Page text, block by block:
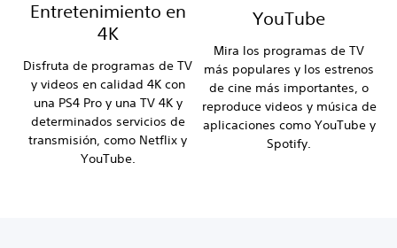
Entretenimiento en
4K
Disfruta de programas de TV
y videos en calidad 4K con
una PS4 Pro y una TV 4K y
determinados servicios de
transmisión, como Netflix y
YouTube.
YouTube
Mira los programas de TV
más populares y los estrenos
de cine más importantes, o
reproduce videos y música de
aplicaciones como YouTube y
Spotify.